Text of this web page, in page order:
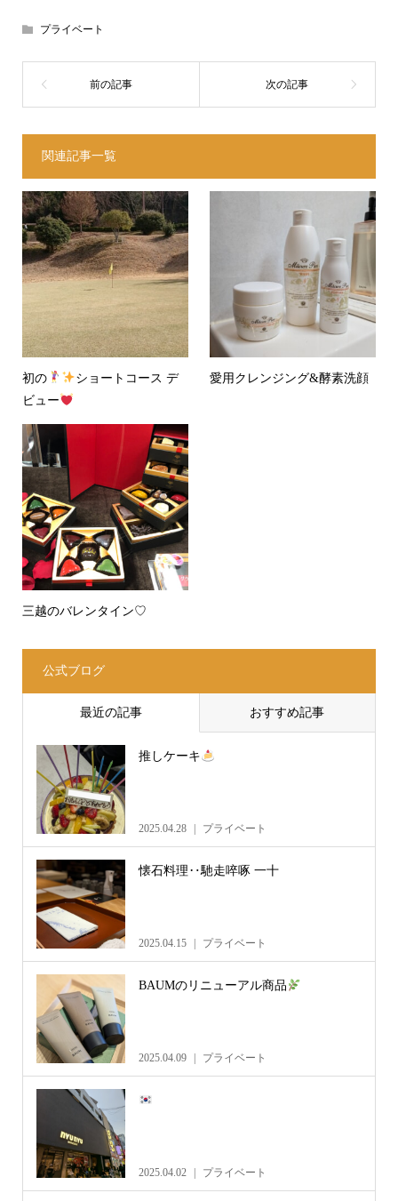
プライベート
関連記事一覧
初の
ショートコース デ
ビュー
愛用クレンジング&酵素洗顔
三越のバレンタイン♡
公式ブログ
最近の記事 おすすめ記事
推しケーキ
2025.04.28 プライベート
懐石料理‥馳走啐啄 一十
2025.04.15 プライベート
BAUMのリニューアル商品
2025.04.09 プライベート
2025.04.02 プライベート